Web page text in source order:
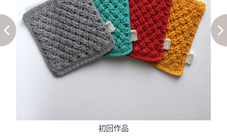
初回作品